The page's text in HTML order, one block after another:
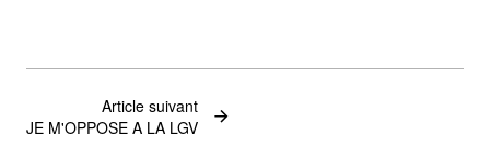
Article suivant
JE M'OPPOSE A LA LGV